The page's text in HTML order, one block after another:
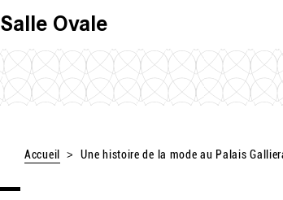
Salle Ovale
Accueil Une histoire de la mode au Palais